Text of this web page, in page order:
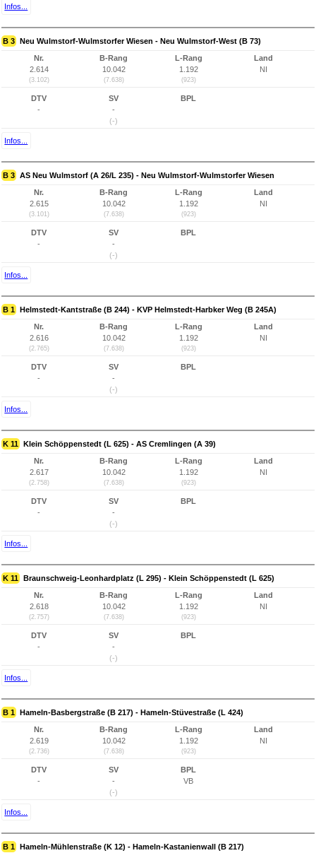
Infos...
B 3 Neu Wulmstorf-Wulmstorfer Wiesen - Neu Wulmstorf-West (B 73)
Nr.
2.614
(3.102)
B-Rang
10.042
(7.638)
L-Rang
1.192
(923)
Land
NI
DTV
-
SV
-
(-)
BPL
Infos...
B 3 AS Neu Wulmstorf (A 26/L 235) - Neu Wulmstorf-Wulmstorfer Wiesen
Nr.
2.615
(3.101)
B-Rang
10.042
(7.638)
L-Rang
1.192
(923)
Land
NI
DTV
-
SV
-
(-)
BPL
Infos...
B 1 Helmstedt-Kantstraße (B 244) - KVP Helmstedt-Harbker Weg (B 245A)
Nr.
2.616
(2.765)
B-Rang
10.042
(7.638)
L-Rang
1.192
(923)
Land
NI
DTV
-
SV
-
(-)
BPL
Infos...
K 11 Klein Schöppenstedt (L 625) - AS Cremlingen (A 39)
Nr.
2.617
(2.758)
B-Rang
10.042
(7.638)
L-Rang
1.192
(923)
Land
NI
DTV
-
SV
-
(-)
BPL
Infos...
K 11 Braunschweig-Leonhardplatz (L 295) - Klein Schöppenstedt (L 625)
Nr.
2.618
(2.757)
B-Rang
10.042
(7.638)
L-Rang
1.192
(923)
Land
NI
DTV
-
SV
-
(-)
BPL
Infos...
B 1 Hameln-Basbergstraße (B 217) - Hameln-Stüvestraße (L 424)
Nr.
2.619
(2.736)
B-Rang
10.042
(7.638)
L-Rang
1.192
(923)
Land
NI
DTV
-
SV
-
(-)
BPL
VB
Infos...
B 1 Hameln-Mühlenstraße (K 12) - Hameln-Kastanienwall (B 217)